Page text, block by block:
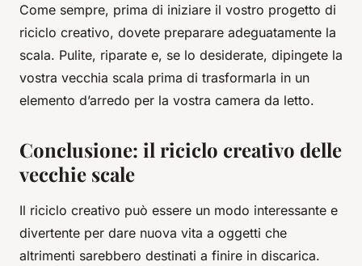
Come sempre, prima di iniziare il vostro progetto di
riciclo creativo, dovete preparare adeguatamente la
scala. Pulite, riparate e, se lo desiderate, dipingete la
vostra vecchia scala prima di trasformarla in un
elemento d’arredo per la vostra camera da letto.
Conclusione: il riciclo creativo delle
vecchie scale
Il riciclo creativo può essere un modo interessante e
divertente per dare nuova vita a oggetti che
altrimenti sarebbero destinati a finire in discarica.